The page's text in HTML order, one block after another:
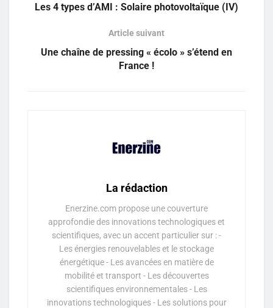
Les 4 types d’AMI : Solaire photovoltaïque (IV)
Article suivant
Une chaîne de pressing « écolo » s’étend en
France !
La rédaction
Enerzine.com propose une couverture
approfondie des innovations technologiques et
scientifiques, avec un accent particulier sur : -
Les énergies renouvelables et le stockage
énergétique - Les avancées en matière de
mobilité et transport - Les découvertes
scientifiques environnementales - Les
innovations technologiques - Les solutions pour